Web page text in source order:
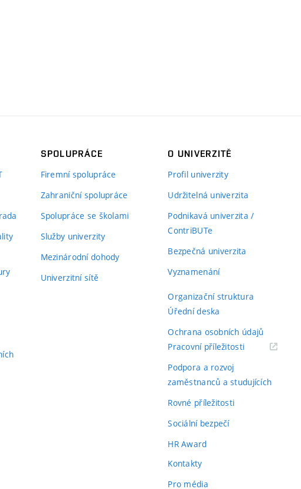
SPOLUPRÁCE
Firemní spolupráce
Zahraniční spolupráce
Spolupráce se školami
Služby univerzity
Mezinárodní dohody
Univerzitní sítě
O UNIVERZITĚ
Profil univerzity
Udržitelná univerzita
Podnikavá univerzita /
ContriBUTe
Bezpečná univerzita
Vyznamenání
Organizační struktura
Úřední deska
Ochrana osobních údajů
Pracovní příležitosti(externí
Podpora a rozvoj
zaměstnanců a studujících
Rovné příležitosti
Sociální bezpečí
HR Award
Kontakty
Pro média